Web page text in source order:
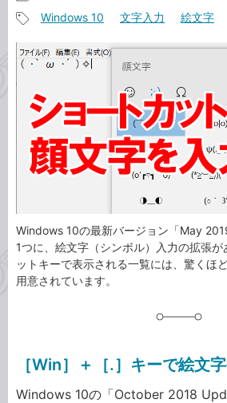
事
カ
テ
リ
事
タ
Windows 10 文字入力 絵文字
Windows 10の最新バージョン「May
1つに、絵文字（シンボル）入力の拡張
ットキーで表示される一覧には、驚くほ
用意されています。
［Win］＋［.］キーで絵文
Windows 10の「October 2018